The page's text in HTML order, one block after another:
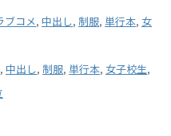
ブコメ, 中出し, 制服, 単行本, 女
, 中出し, 制服, 単行本, 女子校生,